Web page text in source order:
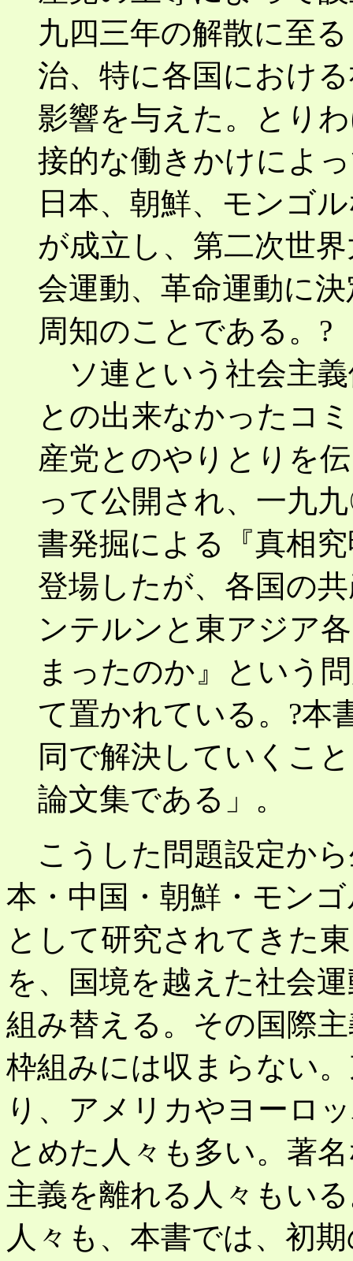
九四三年の解散に至
治、特に各国におけ
影響を与えた。とり
接的な働きかけによ
日本、朝鮮、モンゴ
が成立し、第二次世
会運動、革命運動に
周知のことである。
ソ連という社会主
との出来なかったコ
産党とのやりとりを
って公開され、一九
書発掘による『真相
登場したが、各国の
ンテルンと東アジア
まったのか』という
て置かれている。?本
同で解決していくこ
論文集である」。
こうした問題設定か
本・中国・朝鮮・モン
として研究されてきた
を、国境を越えた社会
組み替える。その国際
枠組みには収まらない
り、アメリカやヨーロ
とめた人々も多い。著
主義を離れる人々もい
人々も、本書では、初